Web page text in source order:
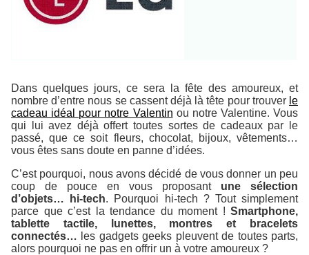
Dans quelques jours, ce sera la fête des amoureux, et
nombre d’entre nous se cassent déjà là tête pour trouver le
cadeau idéal pour notre Valentin ou notre Valentine. Vous
qui lui avez déjà offert toutes sortes de cadeaux par le
passé, que ce soit fleurs, chocolat, bijoux, vêtements…
vous êtes sans doute en panne d’idées.
C’est pourquoi, nous avons décidé de vous donner un peu
coup de pouce en vous proposant une sélection
d’objets… hi-tech. Pourquoi hi-tech ? Tout simplement
parce que c’est la tendance du moment ! Smartphone,
tablette tactile, lunettes, montres et bracelets
connectés… les gadgets geeks pleuvent de toutes parts,
alors pourquoi ne pas en offrir un à votre amoureux ?